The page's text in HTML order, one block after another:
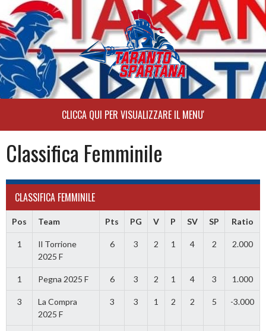
Skip
to
content
Classifica Femminile
CLASSIFICA FEMMINILE
Pos Team Pts PG V P SV SP Ratio
1
Il Torrione
2025 F
6 3 2 1 4 2 2.000
1 Pegna 2025 F 6 3 2 1 4 3 1.000
3
La Compra
2025 F
3 3 1 2 2 5 -3.000